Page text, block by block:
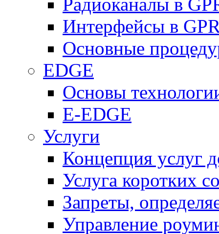
Интерфейсы в
Основные
EDGE
Основы
E-EDGE
Услуги
Концепция услуг
Услуга коротких
Запреты,
Управление